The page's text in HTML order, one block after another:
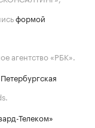
формой
агентство «РБК».
Телеком»